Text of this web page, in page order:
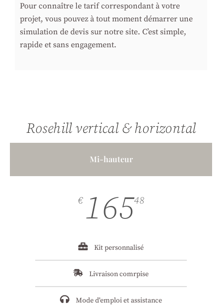
Pour connaître le tarif correspondant à votre
projet, vous pouvez à tout moment démarrer une
simulation de devis sur notre site. C’est simple,
rapide et sans engagement.
Rosehill vertical & horizontal
Mi-hauteur
€ 16548
Kit personnalisé
Livraison comrpise
Mode d'emploi et assistance